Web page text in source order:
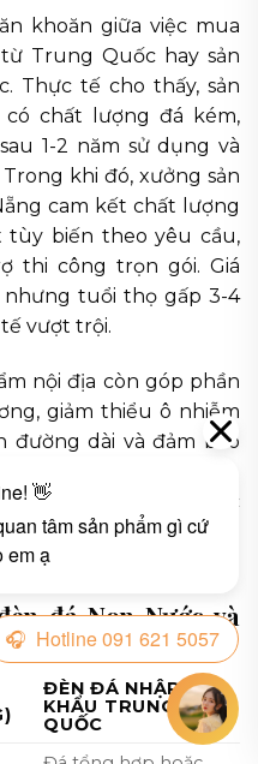
khoăn giữa việc mua
Trung Quốc hay sản
Thực tế cho thấy, sản
chất lượng đá kém,
1-2 năm sử dụng và
khi đó, xưởng sản
cam kết chất lượng
tùy biến theo yêu cầu,
thi công trọn gói. Giá
nhưng tuổi thọ gấp 3-4
vượt trội.
nội địa còn góp phần
giảm thiểu ô nhiễm
đường dài và đảm bảo
với kiến trúc Việt Nam.
minh bạch nguồn gốc
khách hàng hoàn
đá Non Nước và
ĐÈN ĐÁ NHẬP
KHẨU TRUNG
QUỐC